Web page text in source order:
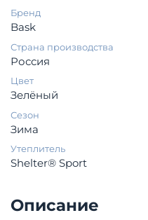
Бренд
Bask
Страна производства
Россия
Цвет
Зелёный
Сезон
Зима
Утеплитель
Shelter® Sport
Описание